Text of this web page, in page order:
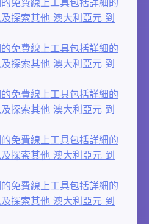
探索其他 澳大利亞元 到
免費線上工具包括詳細的
探索其他 澳大利亞元 到
免費線上工具包括詳細的
探索其他 澳大利亞元 到
免費線上工具包括詳細的
探索其他 澳大利亞元 到
免費線上工具包括詳細的
探索其他 澳大利亞元 到